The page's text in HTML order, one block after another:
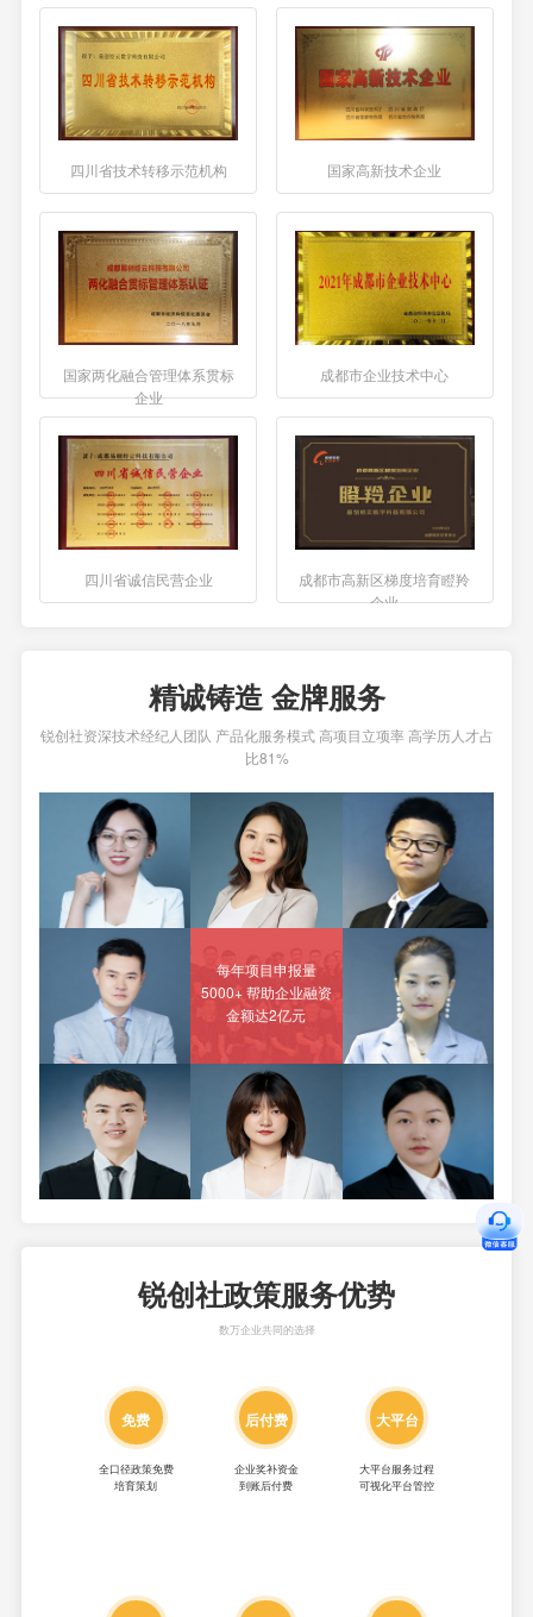
四川省技术转移示范机构 国家高新技术企业
国家两化融合管理体系贯标
企业
成都市企业技术中心
四川省诚信民营企业
成都市高新区梯度培育瞪羚
企业
精诚铸造 金牌服务
锐创社资深技术经纪人团队 产品化服务模式 高项目立项率 高学历人才占
比81%
每年项目申报量
5000+ 帮助企业融资
金额达2亿元
锐创社政策服务优势
数万企业共同的选择
免费
全口径政策免费
培育策划
后付费
企业奖补资金
到账后付费
大平台
大平台服务过程
可视化平台管控